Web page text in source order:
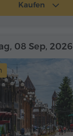
Kaufen
08 Sep, 2026